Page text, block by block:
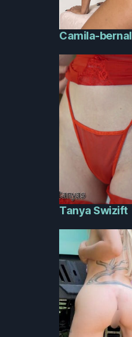
Camila-bernal
Tanya Swizift